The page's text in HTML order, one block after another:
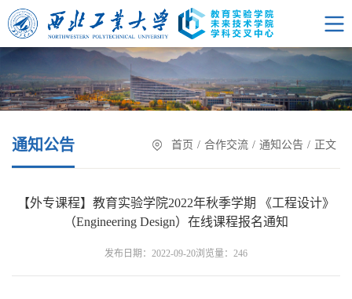
通知公告 首页 / 合作交流 / 通知公告 / 正文
【外专课程】教育实验学院2022年秋季学期 《工程设计》
（Engineering Design）在线课程报名通知
发布日期：2022-09-20浏览量： 246